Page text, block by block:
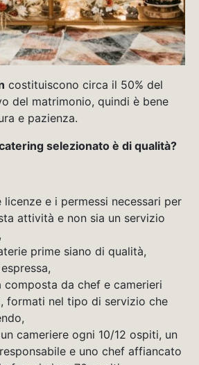
costituiscono circa il 50% del
del matrimonio, quindi è bene
e pazienza.
selezionato è di qualità?
e i permessi necessari per
attività e non sia un servizio
prime siano di qualità,
composta da chef e camerieri
formati nel tipo di servizio che
cameriere ogni 10/12 ospiti, un
e uno chef affiancato